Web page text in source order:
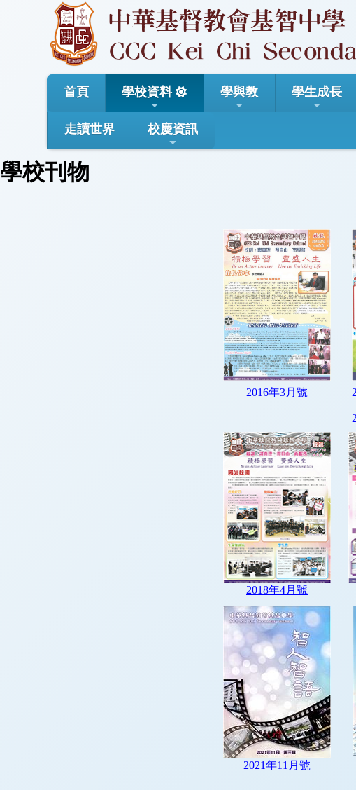
首頁 學校資料 學與教 學生成長
走讀世界 校慶資訊
學校刊物